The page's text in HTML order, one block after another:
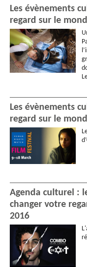
Les évènements
regard sur le
Les évènements
regard sur le
Agenda culturel :
changer votre
2016